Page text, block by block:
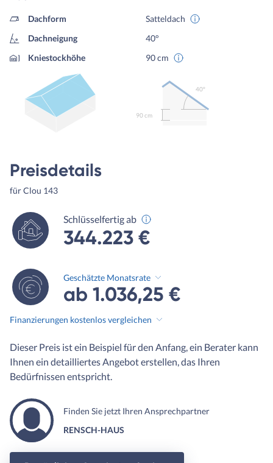
Dachform
Satteldach
Dachneigung
40°
Kniestockhöhe
90 cm
90 cm
40º
Preisdetails
für Clou 143
Schlüsselfertig ab
344.223 €
Geschätzte Monatsrate
ab 1.036,25 €
Finanzierungen kostenlos vergleichen
Dieser Preis ist ein Beispiel für den Anfang, ein Berater kann
Ihnen ein detailliertes Angebot erstellen, das Ihren
Bedürfnissen entspricht.
Finden Sie jetzt Ihren Ansprechpartner
RENSCH-HAUS